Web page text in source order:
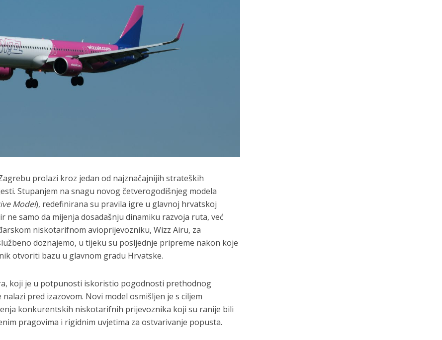
prolazi kroz jedan od najznačajnijih strateških
Stupanjem na snagu novog četverogodišnjeg modela
Model), redefinirana su pravila igre u glavnoj hrvatskoj
ne samo da mijenja dosadašnju dinamiku razvoja ruta, već
niskotarifnom avioprijevozniku, Wizz Airu, za
doznajemo, u tijeku su posljednje pripreme nakon koje
otvoriti bazu u glavnom gradu Hrvatske.
koji je u potpunosti iskoristio pogodnosti prethodnog
nalazi pred izazovom. Novi model osmišljen je s ciljem
konkurentskih niskotarifnih prijevoznika koji su ranije bili
pragovima i rigidnim uvjetima za ostvarivanje popusta.